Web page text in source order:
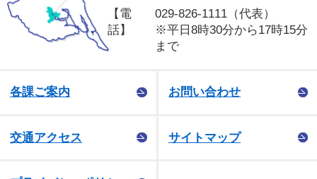
【電
話】
029-826-1111（代表）
※平日8時30分から17時15分
まで
各課ご案内 お問い合わせ
交通アクセス サイトマップ